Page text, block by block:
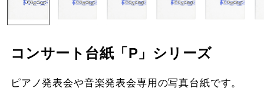
コンサート台紙「P」シリーズ
ピアノ発表会や音楽発表会専用の写真台紙です。